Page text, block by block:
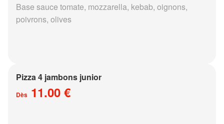
Base sauce tomate, mozzarella, kebab, oignons,
poivrons, olives
Pizza 4 jambons junior
Dès 11.00 €